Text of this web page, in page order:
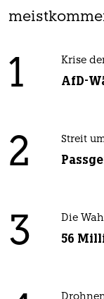
1 Krise
AfD-
2 Streit
3 Die
56